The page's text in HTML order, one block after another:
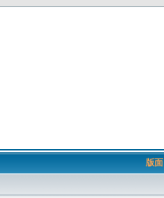
版面